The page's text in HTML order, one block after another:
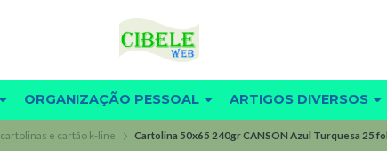
ORGANIZAÇÃO PESSOAL ARTIGOS DIVERSOS
cartolinas e cartão k-line Cartolina 50x65 240gr CANSON Azul Turquesa 25